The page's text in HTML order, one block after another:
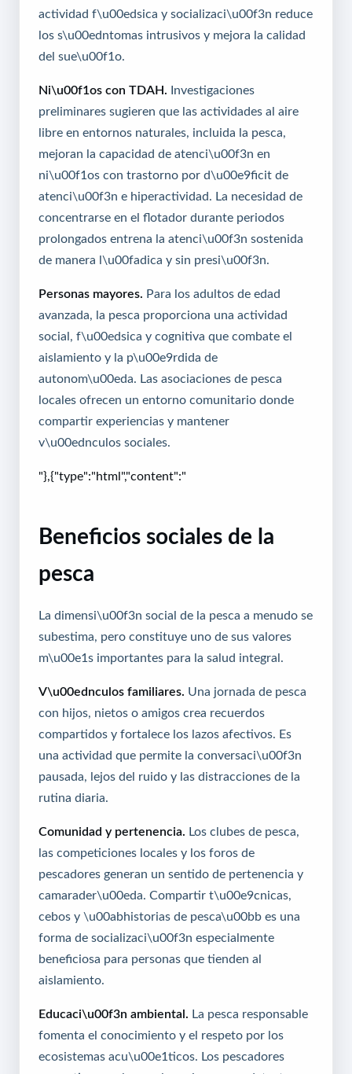
actividad f\u00edsica y socializaci\u00f3n reduce
los s\u00edntomas intrusivos y mejora la calidad
del sue\u00f1o.
Ni\u00f1os con TDAH. Investigaciones
preliminares sugieren que las actividades al aire
libre en entornos naturales, incluida la pesca,
mejoran la capacidad de atenci\u00f3n en
ni\u00f1os con trastorno por d\u00e9ficit de
atenci\u00f3n e hiperactividad. La necesidad de
concentrarse en el flotador durante periodos
prolongados entrena la atenci\u00f3n sostenida
de manera l\u00fadica y sin presi\u00f3n.
Personas mayores. Para los adultos de edad
avanzada, la pesca proporciona una actividad
social, f\u00edsica y cognitiva que combate el
aislamiento y la p\u00e9rdida de
autonom\u00eda. Las asociaciones de pesca
locales ofrecen un entorno comunitario donde
compartir experiencias y mantener
v\u00ednculos sociales.
"},{"type":"html","content":"
Beneficios sociales de la
pesca
La dimensi\u00f3n social de la pesca a menudo se
subestima, pero constituye uno de sus valores
m\u00e1s importantes para la salud integral.
V\u00ednculos familiares. Una jornada de pesca
con hijos, nietos o amigos crea recuerdos
compartidos y fortalece los lazos afectivos. Es
una actividad que permite la conversaci\u00f3n
pausada, lejos del ruido y las distracciones de la
rutina diaria.
Comunidad y pertenencia. Los clubes de pesca,
las competiciones locales y los foros de
pescadores generan un sentido de pertenencia y
camarader\u00eda. Compartir t\u00e9cnicas,
cebos y \u00abhistorias de pesca\u00bb es una
forma de socializaci\u00f3n especialmente
beneficiosa para personas que tienden al
aislamiento.
Educaci\u00f3n ambiental. La pesca responsable
fomenta el conocimiento y el respeto por los
ecosistemas acu\u00e1ticos. Los pescadores